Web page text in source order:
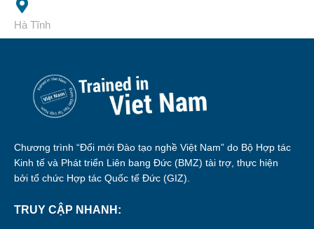
Hà Tĩnh
Chương trình “Đổi mới Đào tạo nghề Việt Nam” do Bộ Hợp tác
Kinh tế và Phát triển Liên bang Đức (BMZ) tài trợ, thực hiện
bởi tổ chức Hợp tác Quốc tế Đức (GIZ).
TRUY CẬP NHANH: